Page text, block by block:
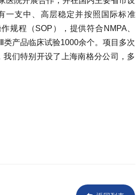
一支中、高层稳定并按照国际标准
规程（SOP），提供符合NMPA、
产品临床试验1000余个。项目多次
们特别开设了上海南格分公司，多